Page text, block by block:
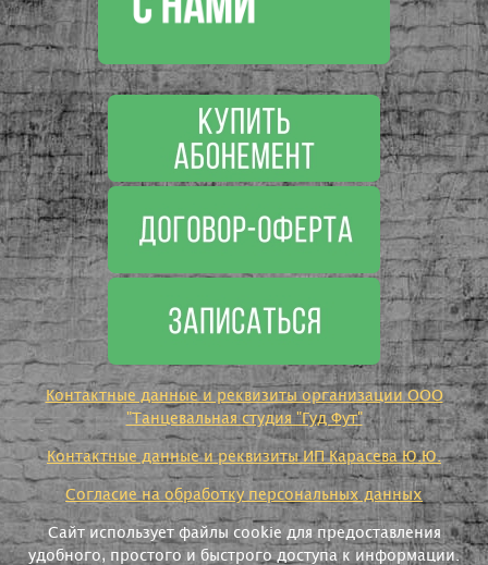
Контактные данные и реквизиты организации ООО
"Танцевальная студия "Гуд Фут"
Контактные данные и реквизиты ИП Карасева Ю.Ю.
Согласие на обработку персональных данных
Сайт использует файлы cookie для предоставления
удобного, простого и быстрого доступа к информации.